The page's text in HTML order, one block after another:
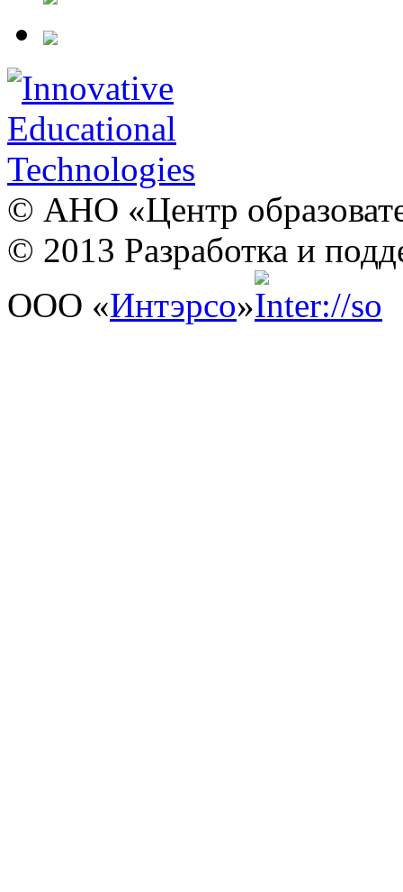
© АНО «Центр
© 2013 Разработка и
ООО «Интэрсо»